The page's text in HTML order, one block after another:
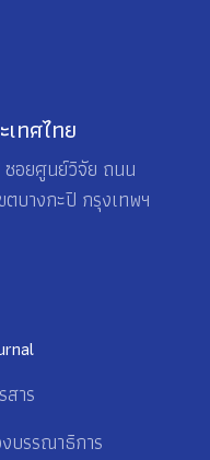
ทศไทย
ซอยศูนย์วิจัย ถนน
บางกะปิ กรุงเทพฯ
สาร
บรรณาธิการ